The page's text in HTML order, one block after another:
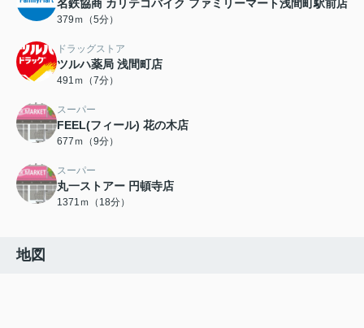
名鉄協商 カリテコバイク ファミリーマート浅間町駅前店
379ｍ（5分）
ドラッグストア
ツルハ薬局 浅間町店
491ｍ（7分）
スーパー
FEEL(フィール) 花の木店
677ｍ（9分）
スーパー
丸一ストアー 円頓寺店
1371ｍ（18分）
地図